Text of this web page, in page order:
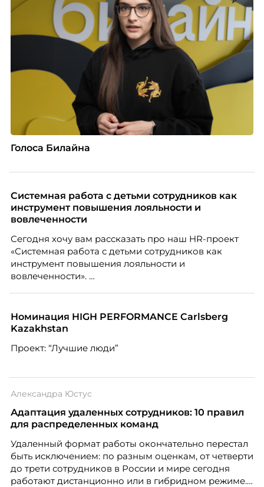
Голоса Билайна
Системная работа с детьми сотрудников как
инструмент повышения лояльности и
вовлеченности
Сегодня хочу вам рассказать про наш HR-проект
«Системная работа с детьми сотрудников как
инструмент повышения лояльности и
вовлеченности».
Номинация HIGH PERFORMANCE Carlsberg
Kazakhstan
Проект: “Лучшие люди”
Александра Юстус
Адаптация удаленных сотрудников: 10 правил
для распределенных команд
Удаленный формат работы окончательно перестал
быть исключением: по разным оценкам, от четверти
до трети сотрудников в России и мире сегодня
работают дистанционно или в гибридном режиме.